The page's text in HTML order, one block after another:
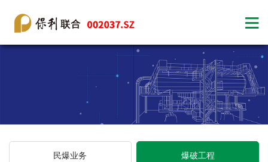
民爆业务 爆破工程